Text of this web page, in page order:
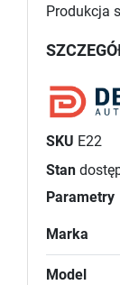
Produkcja
SKU E22
Stan
Parametry
Marka
Model